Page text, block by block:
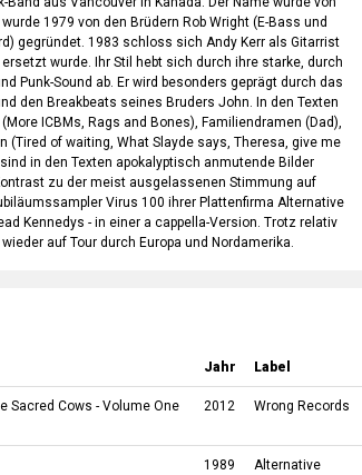
1979 von den Brüdern Rob Wright (E-Bass und
gegründet. 1983 schloss sich Andy Kerr als Gitarrist
wurde. Ihr Stil hebt sich durch ihre starke, durch
Punk-Sound ab. Er wird besonders geprägt durch das
den Breakbeats seines Bruders John. In den Texten
ICBMs, Rags and Bones), Familiendramen (Dad),
of waiting, What Slayde says, Theresa, give me
in den Texten apokalyptisch anmutende Bilder
zu der meist ausgelassenen Stimmung auf
Virus 100 ihrer Plattenfirma Alternative
Kennedys - in einer a cappella-Version. Trotz relativ
auf Tour durch Europa und Nordamerika.
Jahr Label
Sacred Cows - Volume One 2012 Wrong Records
1989
Alternative